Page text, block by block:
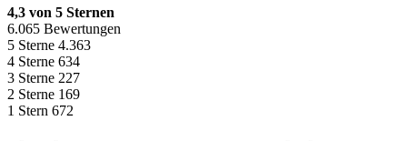
4,3 von 5 Sternen
6.065 Bewertungen
5 Sterne 4.363
4 Sterne 634
3 Sterne 227
2 Sterne 169
1 Stern 672